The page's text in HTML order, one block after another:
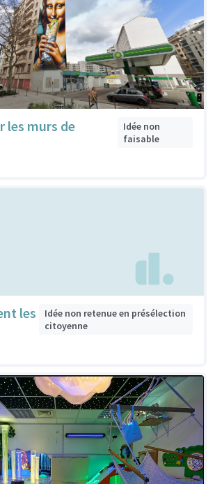
les murs de
Idée non
faisable
les
Idée non retenue en présélection
citoyenne